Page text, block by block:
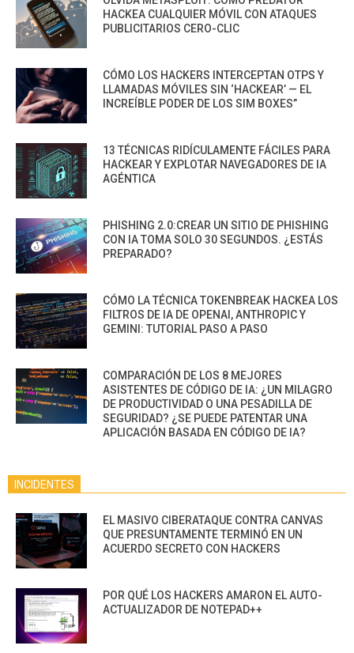
HACKEA CUALQUIER MÓVIL CON ATAQUES
PUBLICITARIOS CERO-CLIC
CÓMO LOS HACKERS INTERCEPTAN OTPS Y
LLAMADAS MÓVILES SIN ‘HACKEAR’ — EL
INCREÍBLE PODER DE LOS SIM BOXES”
13 TÉCNICAS RIDÍCULAMENTE FÁCILES PARA
HACKEAR Y EXPLOTAR NAVEGADORES DE IA
AGÉNTICA
PHISHING 2.0:CREAR UN SITIO DE PHISHING
CON IA TOMA SOLO 30 SEGUNDOS. ¿ESTÁS
PREPARADO?
CÓMO LA TÉCNICA TOKENBREAK HACKEA LOS
FILTROS DE IA DE OPENAI, ANTHROPIC Y
GEMINI: TUTORIAL PASO A PASO
COMPARACIÓN DE LOS 8 MEJORES
ASISTENTES DE CÓDIGO DE IA: ¿UN MILAGRO
DE PRODUCTIVIDAD O UNA PESADILLA DE
SEGURIDAD? ¿SE PUEDE PATENTAR UNA
APLICACIÓN BASADA EN CÓDIGO DE IA?
INCIDENTES
EL MASIVO CIBERATAQUE CONTRA CANVAS
QUE PRESUNTAMENTE TERMINÓ EN UN
ACUERDO SECRETO CON HACKERS
POR QUÉ LOS HACKERS AMARON EL AUTO-
ACTUALIZADOR DE NOTEPAD++